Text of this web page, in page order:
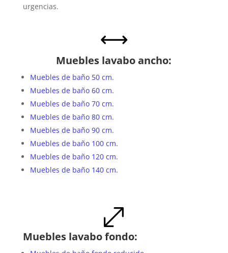
urgencias.
,
Muebles lavabo ancho:
Muebles de baño 50 cm.
Muebles de baño 60 cm.
Muebles de baño 70 cm.
Muebles de baño 80 cm.
Muebles de baño 90 cm.
Muebles de baño 100 cm.
Muebles de baño 120 cm.
Muebles de baño 140 cm.
.
Muebles lavabo fondo: